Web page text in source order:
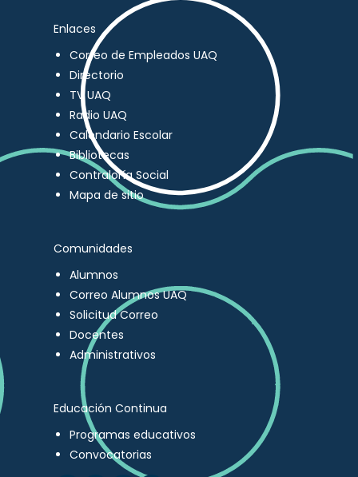
Enlaces
Correo de Empleados UAQ
Directorio
TV UAQ
Radio UAQ
Calendario Escolar
Bibliotecas
Contraloría Social
Mapa de sitio
Comunidades
Alumnos
Correo Alumnos UAQ
Solicitud Correo
Docentes
Administrativos
Educación Continua
Programas educativos
Convocatorias